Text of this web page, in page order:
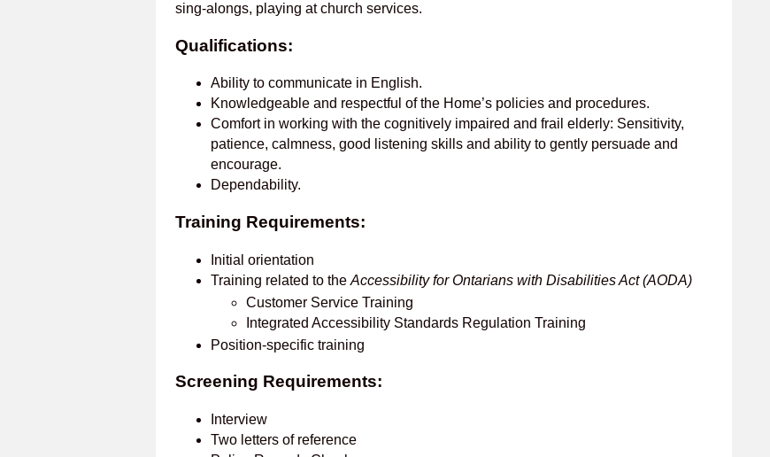
sing-alongs, playing at church services.
Qualifications:
Ability to communicate in English.
Knowledgeable and respectful of the Home’s policies and procedures.
Comfort in working with the cognitively impaired and frail elderly: Sensitivity,
patience, calmness, good listening skills and ability to gently persuade and
encourage.
Dependability.
Training Requirements:
Initial orientation
Training related to the Accessibility for Ontarians with Disabilities Act (AODA)
Customer Service Training
Integrated Accessibility Standards Regulation Training
Position-specific training
Screening Requirements:
Interview
Two letters of reference